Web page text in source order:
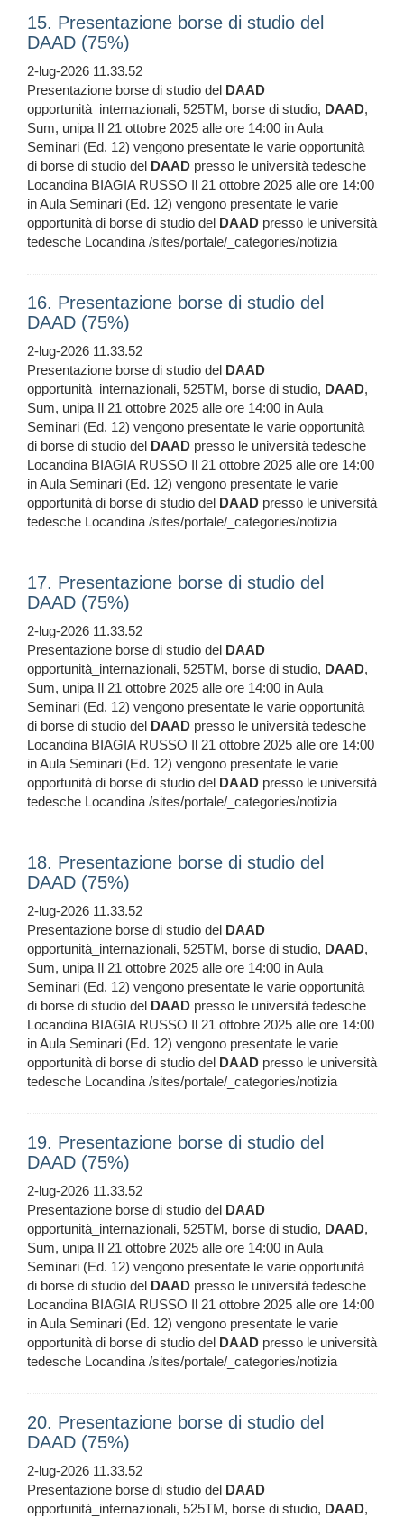
15. Presentazione borse di studio del
DAAD (75%)
2-lug-2026 11.33.52
Presentazione borse di studio del DAAD
opportunità_internazionali, 525TM, borse di studio, DAAD,
Sum, unipa Il 21 ottobre 2025 alle ore 14:00 in Aula
Seminari (Ed. 12) vengono presentate le varie opportunità
di borse di studio del DAAD presso le università tedesche
Locandina BIAGIA RUSSO Il 21 ottobre 2025 alle ore 14:00
in Aula Seminari (Ed. 12) vengono presentate le varie
opportunità di borse di studio del DAAD presso le università
tedesche Locandina /sites/portale/_categories/notizia
16. Presentazione borse di studio del
DAAD (75%)
2-lug-2026 11.33.52
Presentazione borse di studio del DAAD
opportunità_internazionali, 525TM, borse di studio, DAAD,
Sum, unipa Il 21 ottobre 2025 alle ore 14:00 in Aula
Seminari (Ed. 12) vengono presentate le varie opportunità
di borse di studio del DAAD presso le università tedesche
Locandina BIAGIA RUSSO Il 21 ottobre 2025 alle ore 14:00
in Aula Seminari (Ed. 12) vengono presentate le varie
opportunità di borse di studio del DAAD presso le università
tedesche Locandina /sites/portale/_categories/notizia
17. Presentazione borse di studio del
DAAD (75%)
2-lug-2026 11.33.52
Presentazione borse di studio del DAAD
opportunità_internazionali, 525TM, borse di studio, DAAD,
Sum, unipa Il 21 ottobre 2025 alle ore 14:00 in Aula
Seminari (Ed. 12) vengono presentate le varie opportunità
di borse di studio del DAAD presso le università tedesche
Locandina BIAGIA RUSSO Il 21 ottobre 2025 alle ore 14:00
in Aula Seminari (Ed. 12) vengono presentate le varie
opportunità di borse di studio del DAAD presso le università
tedesche Locandina /sites/portale/_categories/notizia
18. Presentazione borse di studio del
DAAD (75%)
2-lug-2026 11.33.52
Presentazione borse di studio del DAAD
opportunità_internazionali, 525TM, borse di studio, DAAD,
Sum, unipa Il 21 ottobre 2025 alle ore 14:00 in Aula
Seminari (Ed. 12) vengono presentate le varie opportunità
di borse di studio del DAAD presso le università tedesche
Locandina BIAGIA RUSSO Il 21 ottobre 2025 alle ore 14:00
in Aula Seminari (Ed. 12) vengono presentate le varie
opportunità di borse di studio del DAAD presso le università
tedesche Locandina /sites/portale/_categories/notizia
19. Presentazione borse di studio del
DAAD (75%)
2-lug-2026 11.33.52
Presentazione borse di studio del DAAD
opportunità_internazionali, 525TM, borse di studio, DAAD,
Sum, unipa Il 21 ottobre 2025 alle ore 14:00 in Aula
Seminari (Ed. 12) vengono presentate le varie opportunità
di borse di studio del DAAD presso le università tedesche
Locandina BIAGIA RUSSO Il 21 ottobre 2025 alle ore 14:00
in Aula Seminari (Ed. 12) vengono presentate le varie
opportunità di borse di studio del DAAD presso le università
tedesche Locandina /sites/portale/_categories/notizia
20. Presentazione borse di studio del
DAAD (75%)
2-lug-2026 11.33.52
Presentazione borse di studio del DAAD
opportunità_internazionali, 525TM, borse di studio, DAAD,